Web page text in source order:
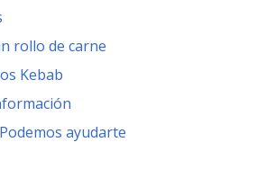
rollo de carne
Kebab
ayudarte